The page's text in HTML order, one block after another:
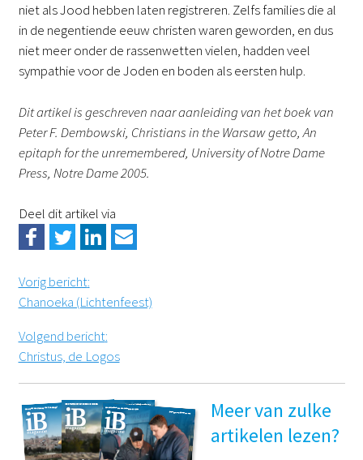
niet als Jood hebben laten registreren. Zelfs families die al
in de negentiende eeuw christen waren geworden, en dus
niet meer onder de rassenwetten vielen, hadden veel
sympathie voor de Joden en boden als eersten hulp.
Dit artikel is geschreven naar aanleiding van het boek van
Peter F. Dembowski, Christians in the Warsaw getto, An
epitaph for the unremembered, University of Notre Dame
Press, Notre Dame 2005.
Deel dit artikel via
Vorig bericht:
Chanoeka (Lichtenfeest)
Volgend bericht:
Christus, de Logos
Meer van zulke
artikelen lezen?